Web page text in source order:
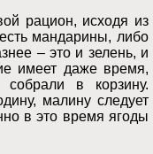
рацион, исходя из
мандарины, либо
– это и зелень, и
имеет даже время,
в корзину.
малину следует
в это время ягоды